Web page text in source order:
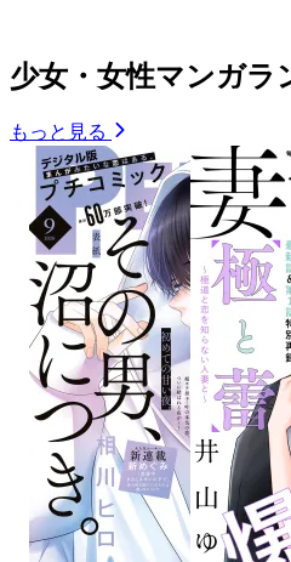
少女・女性マンガラ
もっと見る